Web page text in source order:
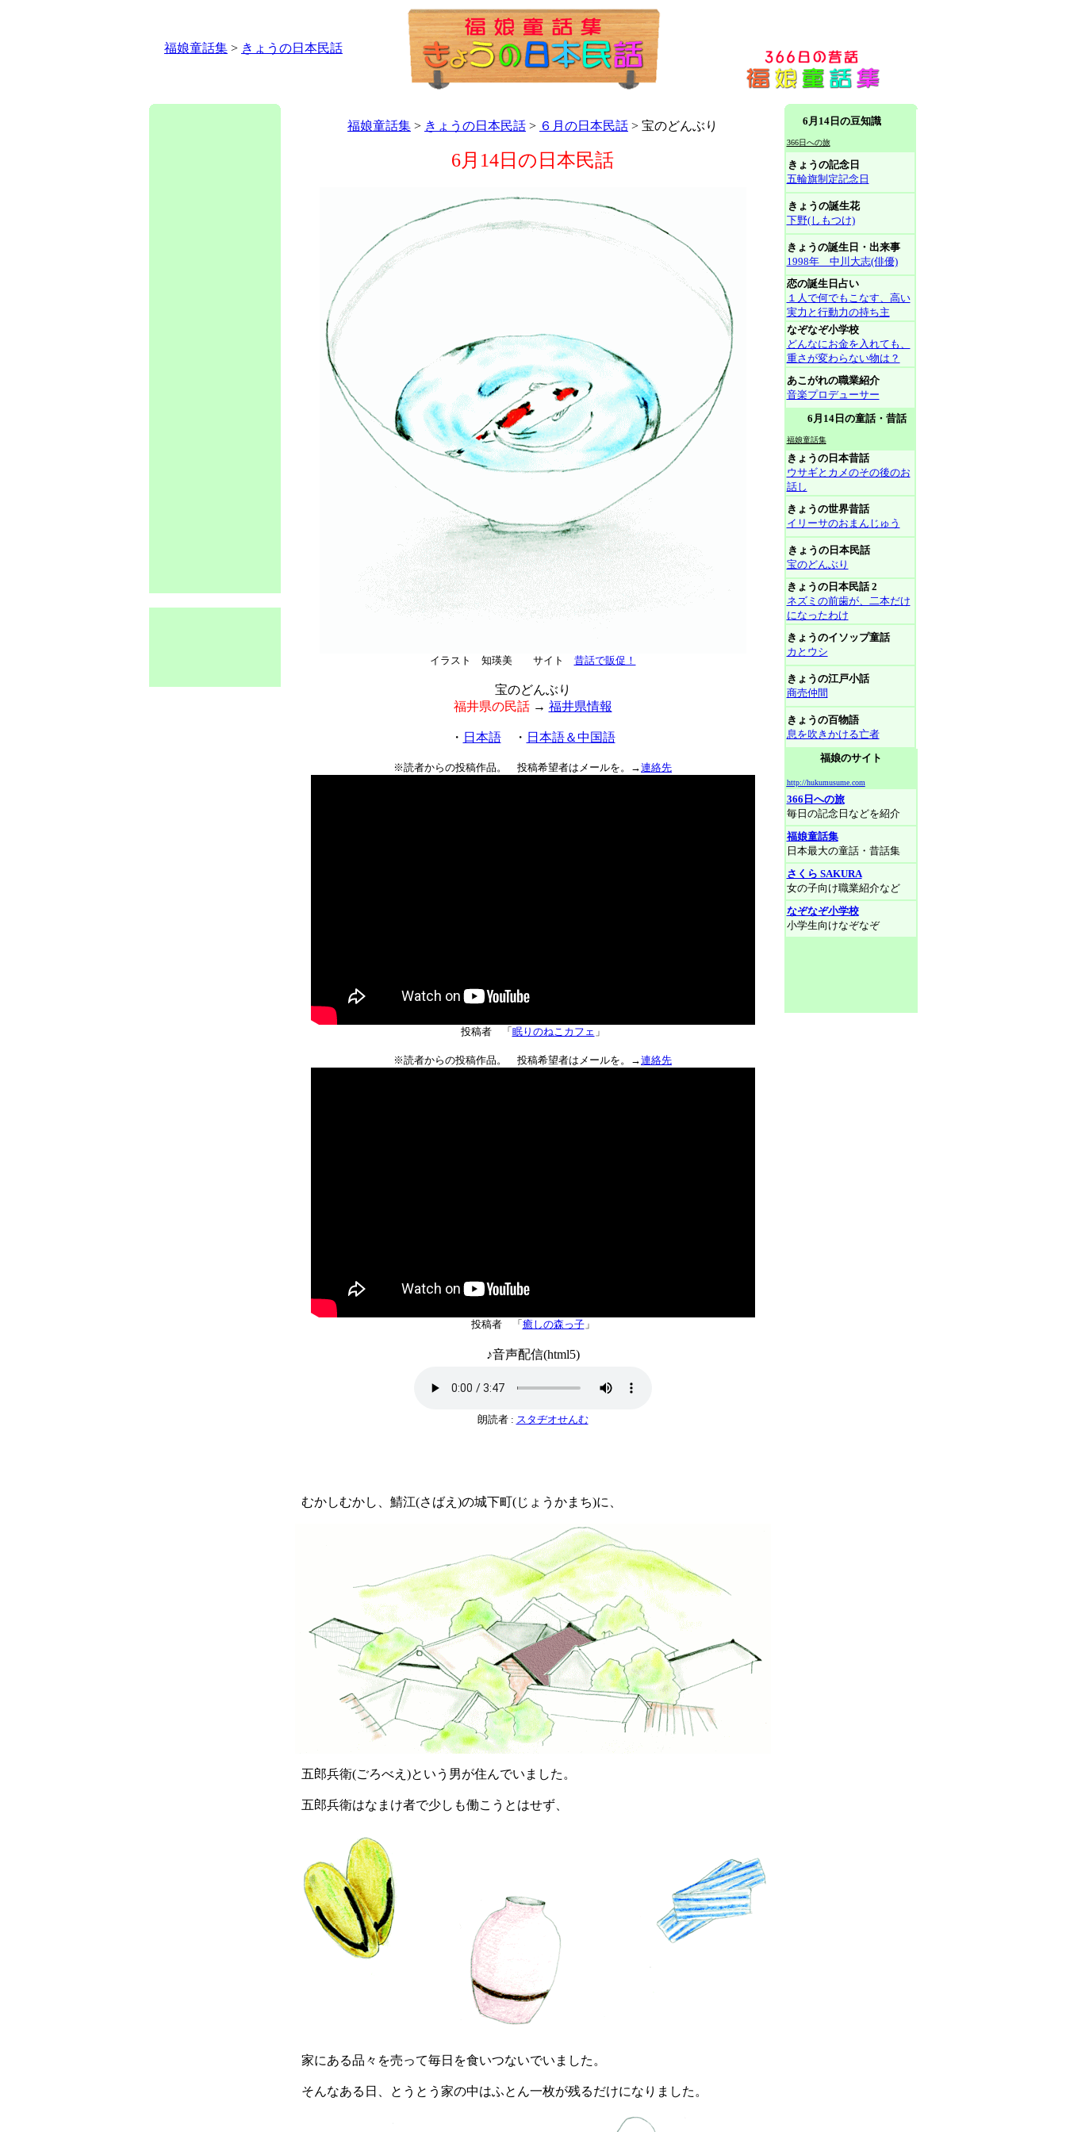
福娘童話集 > きょうの日本民話
福娘童話集 > きょうの日本民話 > ６月の日本民話 > 宝のどんぶり
6月14日の日本民話
イラスト 知瑛美サイト 昔話で販促！
宝のどんぶり
福井県の民話→ 福井県情報
・ 日本語・ 日本語＆中国語
※読者からの投稿作品。 投稿希望者はメールを。→連絡先
投稿者 「 眠りのねこカフェ 」
※読者からの投稿作品。 投稿希望者はメールを。→連絡先
投稿者 「 癒しの森っ子」
♪音声配信(html5)
朗読者 : スタヂオせんむ
むかしむかし、鯖江(さばえ)の城下町(じょうかまち)に、
五郎兵衛(ごろべえ)という男が住んでいました。
五郎兵衛はなまけ者で少しも働こうとはせず、
家にある品々を売って毎日を食いつないでいました。
そんなある日、とうとう家の中はふとん一枚が残るだけになりました。
6月14日の豆知識
366日への旅
きょうの記念日
五輪旗制定記念日
きょうの誕生花
下野(しもつけ)
きょうの誕生日・出来事
1998年 中川大志(俳優)
恋の誕生日占い
１人で何でもこなす、高い
実力と行動力の持ち主
なぞなぞ小学校
どんなにお金を入れても、
重さが変わらない物は？
あこがれの職業紹介
音楽プロデューサー
6月14日の童話・昔話
福娘童話集
きょうの日本昔話
ウサギとカメのその後のお
話し
きょうの世界昔話
イリーサのおまんじゅう
きょうの日本民話
宝のどんぶり
きょうの日本民話 2
ネズミの前歯が、二本だけ
になったわけ
きょうのイソップ童話
カとウシ
きょうの江戸小話
商売仲間
きょうの百物語
息を吹きかける亡者
福娘のサイト
http://hukumusume.com
366日への旅
毎日の記念日などを紹介
福娘童話集
日本最大の童話・昔話集
さくら SAKURA
女の子向け職業紹介など
なぞなぞ小学校
小学生向けなぞなぞ